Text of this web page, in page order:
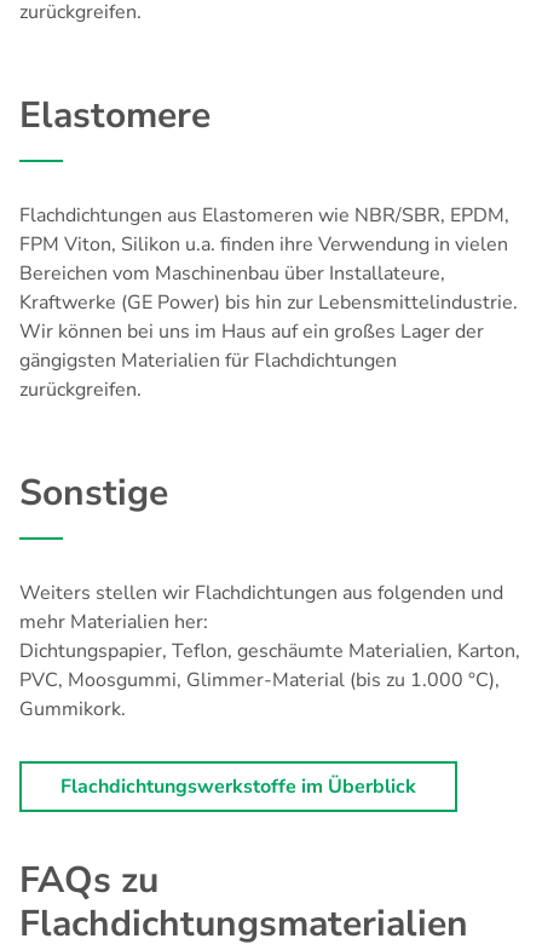
zurückgreifen.
Elastomere
Flachdichtungen aus Elastomeren wie NBR/SBR, EPDM,
FPM Viton, Silikon u.a. finden ihre Verwendung in vielen
Bereichen vom Maschinenbau über Installateure,
Kraftwerke (GE Power) bis hin zur Lebensmittelindustrie.
Wir können bei uns im Haus auf ein großes Lager der
gängigsten Materialien für Flachdichtungen
zurückgreifen.
Sonstige
Weiters stellen wir Flachdichtungen aus folgenden und
mehr Materialien her:
Dichtungspapier, Teflon, geschäumte Materialien, Karton,
PVC, Moosgummi, Glimmer-Material (bis zu 1.000 °C),
Gummikork.
Flachdichtungswerkstoffe im Überblick
FAQs zu
Flachdichtungsmaterialien